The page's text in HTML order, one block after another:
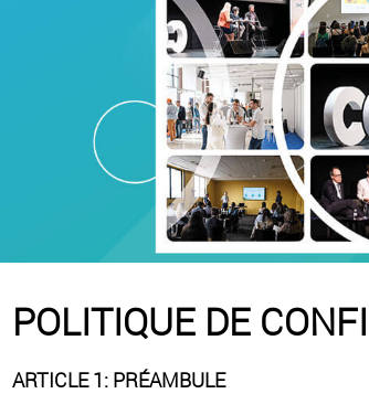
POLITIQUE DE
ARTICLE 1: PRÉAMBULE